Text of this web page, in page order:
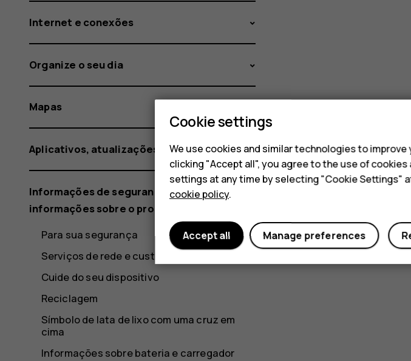
Internet e conexões
Organize o seu dia
Mapas
Aplicativos, atualizações e backups
Informações de segurança e demais
informações sobre o produto
Para sua segurança
Serviços de rede e custos
Cuide do seu dispositivo
Reciclagem
Símbolo de lata de lixo com uma cruz em
cima
Informações sobre bateria e carregador
Cookie settings
We use cookies and similar technologies to
clicking "Accept all", you agree to the use of
settings at any time by selecting "Cookie Settings"
cookie policy.
Manage preferences
Accept all